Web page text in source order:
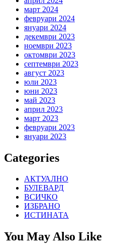
март 2024
февруари 2024
януари 2024
декември 2023
ноември 2023
октомври 2023
септември 2023
август 2023
юли 2023
юни 2023
май 2023
април 2023
март 2023
февруари 2023
януари 2023
Categories
АКТУАЛНО
БУЛЕВАРД
ВСИЧКО
ИЗБРАНО
ИСТИНАТА
You May Also Like